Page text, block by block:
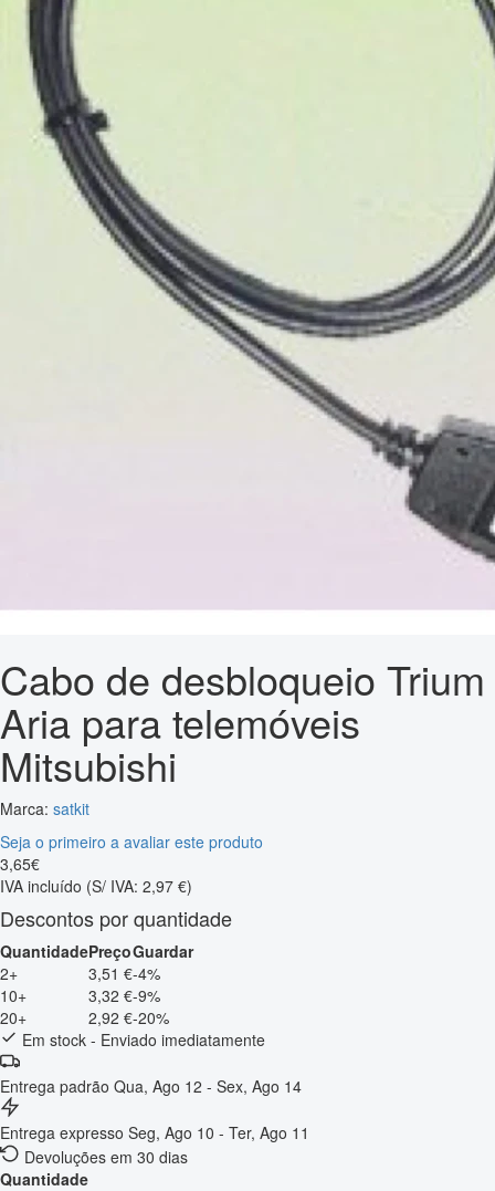
Cabo de desbloqueio Trium
Aria para telemóveis
Mitsubishi
Marca: satkit
Seja o primeiro a avaliar este produto
3,65€
IVA incluído (S/ IVA: 2,97 €)
Descontos por quantidade
QuantidadePreçoGuardar
2+
3,51 €-4%
10+
3,32 €-9%
20+
2,92 €-20%
Em stock - Enviado imediatamente
Entrega padrão Qua, Ago 12 - Sex, Ago 14
Entrega expresso Seg, Ago 10 - Ter, Ago 11
Devoluções em 30 dias
Quantidade